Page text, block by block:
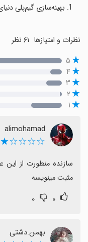
1. بهینه‌سازی گیم‌پلی دنیای فرعی
نظرات و امتیازها
۵
۴
۳
۲
۱
alimohamad
☆☆☆☆★
مثبت مینویسه
۰ ۰
بهمن.دشتی